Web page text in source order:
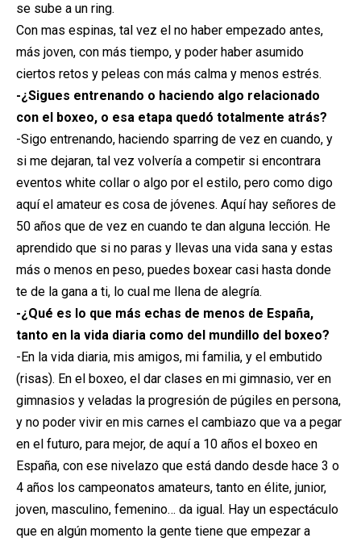
se sube a un ring.
Con mas espinas, tal vez el no haber empezado antes,
más joven, con más tiempo, y poder haber asumido
ciertos retos y peleas con más calma y menos estrés.
-¿Sigues entrenando o haciendo algo relacionado
con el boxeo, o esa etapa quedó totalmente atrás?
-Sigo entrenando, haciendo sparring de vez en cuando, y
si me dejaran, tal vez volvería a competir si encontrara
eventos white collar o algo por el estilo, pero como digo
aquí el amateur es cosa de jóvenes. Aquí hay señores de
50 años que de vez en cuando te dan alguna lección. He
aprendido que si no paras y llevas una vida sana y estas
más o menos en peso, puedes boxear casi hasta donde
te de la gana a ti, lo cual me llena de alegría.
-¿Qué es lo que más echas de menos de España,
tanto en la vida diaria como del mundillo del boxeo?
-En la vida diaria, mis amigos, mi familia, y el embutido
(risas). En el boxeo, el dar clases en mi gimnasio, ver en
gimnasios y veladas la progresión de púgiles en persona,
y no poder vivir en mis carnes el cambiazo que va a pegar
en el futuro, para mejor, de aquí a 10 años el boxeo en
España, con ese nivelazo que está dando desde hace 3 o
4 años los campeonatos amateurs, tanto en élite, junior,
joven, masculino, femenino… da igual. Hay un espectáculo
que en algún momento la gente tiene que empezar a